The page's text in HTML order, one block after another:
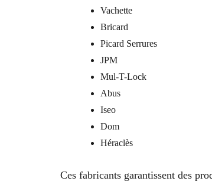
Vachette
Bricard
Picard Serrures
JPM
Mul-T-Lock
Abus
Iseo
Dom
Héraclès
Ces fabricants garantissent des